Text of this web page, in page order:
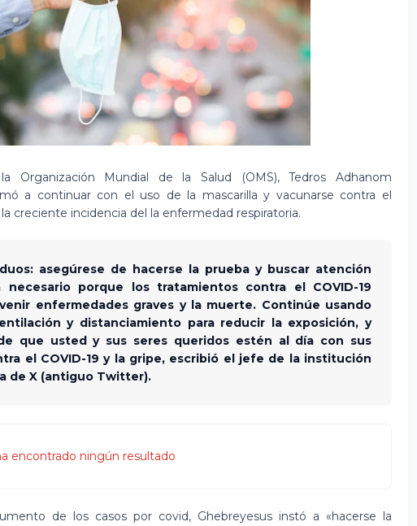
Organización Mundial de la Salud (OMS), Tedros Adhanom
a continuar con el uso de la mascarilla y vacunarse contra el
creciente incidencia del la enfermedad respiratoria.
asegúrese de hacerse la prueba y buscar atención
necesario porque los tratamientos contra el COVID-19
enfermedades graves y la muerte. Continúe usando
y distanciamiento para reducir la exposición, y
que usted y sus seres queridos estén al día con sus
el COVID-19 y la gripe, escribió el jefe de la institución
de X (antiguo Twitter).
encontrado ningún resultado
de los casos por covid, Ghebreyesus instó a «hacerse la